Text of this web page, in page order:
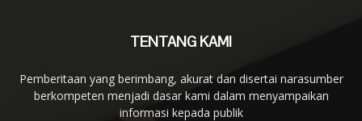
TENTANG KAMI
Pemberitaan yang berimbang, akurat dan disertai narasumber
berkompeten menjadi dasar kami dalam menyampaikan
informasi kepada publik